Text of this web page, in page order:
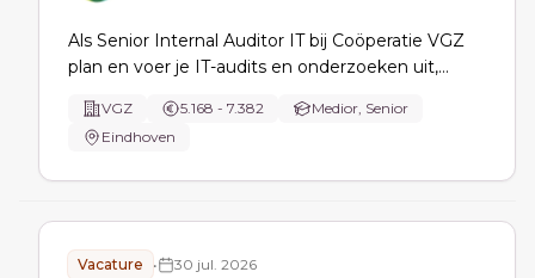
Als Senior Internal Auditor IT bij Coöperatie VGZ
plan en voer je IT-audits en onderzoeken uit,
processen (cybersecurity, ITGC, cloud, digitale
weerbaarheid), analyseer je risico’s en stimuleer je
VGZ 5.168 - 7.382
Medior, Senior
Eindhoven
Vacature • 30 jul. 2026